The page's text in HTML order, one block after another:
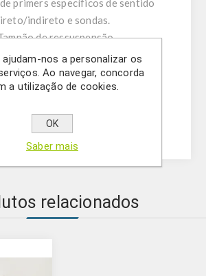
primers específicos de sentido
indireto e sondas.
de ressuspensão
livre de DNase/RNase
Mistura de controlo interno do
ensaio
- Controlo positivo
relacionados
ajudam-nos a personalizar os
Ao navegar, concorda
a utilização de cookies.
OK
Saber mais